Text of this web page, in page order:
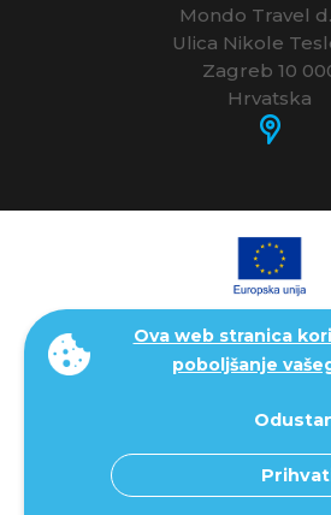
Ova web stranica
poboljšanje
Mondo Travel
Ulica Nikole
Zagreb 10
Hrvatska